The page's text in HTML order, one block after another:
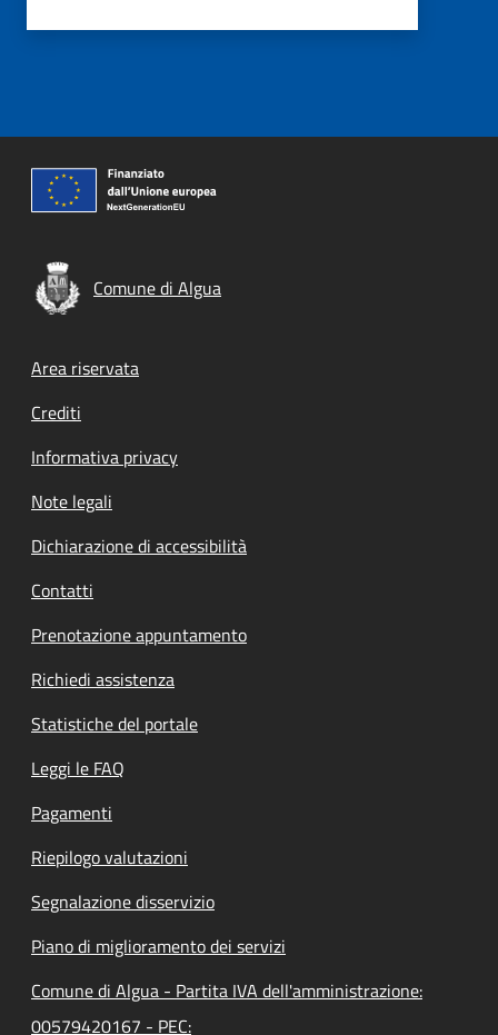
Comune di Algua
Footer menu
Area riservata
Crediti
Informativa privacy
Note legali
Dichiarazione di accessibilità
Contatti
Prenotazione appuntamento
Richiedi assistenza
Statistiche del portale
Leggi le FAQ
Pagamenti
Riepilogo valutazioni
Segnalazione disservizio
Piano di miglioramento dei servizi
Comune di Algua - Partita IVA dell'amministrazione:
00579420167 - PEC: